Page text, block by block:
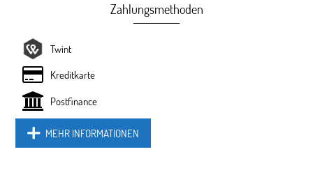
Zahlungsmethoden
Twint
Kreditkarte
Postfinance
MEHR INFORMATIONEN